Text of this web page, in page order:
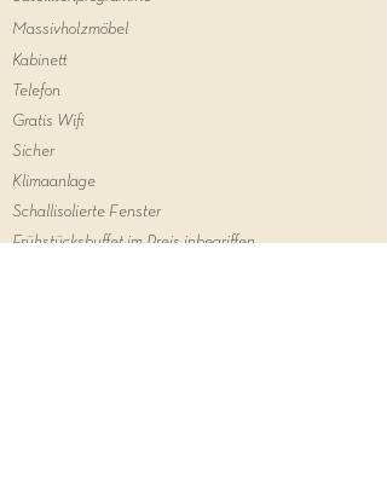
Massivholzmöbel
Kabinett
Telefon
Gratis Wifi
Sicher
Klimaanlage
Schallisolierte Fenster
Frühstücksbuffet im Preis inbegriffen